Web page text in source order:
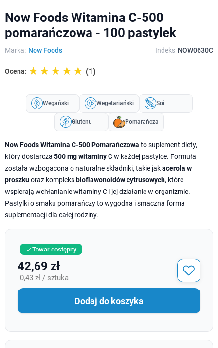
Now Foods Witamina C-500
pomarańczowa - 100 pastylek
Marka: Now Foods Indeks NOW0630C
Ocena: ☆☆☆☆☆
★★★★★ (1)
Wegański Wegetariański Soi
Glutenu Pomarańcza
Now Foods Witamina C-500 Pomarańczowa to suplement diety,
który dostarcza 500 mg witaminy Cw każdej pastylce. Formuła
została wzbogacona o naturalne składniki, takie jakacerola w
proszkuoraz kompleks bioflawonoidów cytrusowych, które
wspierają wchłanianie witaminy C i jej działanie w organizmie.
Pastylki o smaku pomarańczy to wygodna i smaczna forma
suplementacji dla całej rodziny.
Towar dostępny
42,69 zł
0,43 zł / sztuka
Dodaj do koszyka